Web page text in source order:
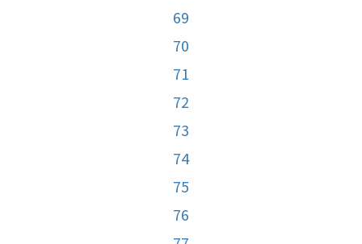
69
70
71
72
73
74
75
76